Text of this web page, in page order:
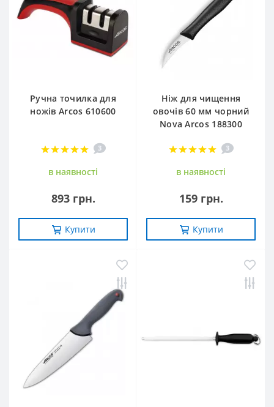
Ручна точилка для
ножів Arcos 610600
3
в наявностi
893 грн.
Купити
Ніж для чищення
овочів 60 мм чорний
Nova Arcos 188300
3
в наявностi
159 грн.
Купити